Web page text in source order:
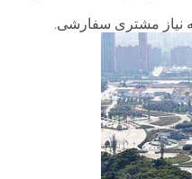
نیاز مشتری سفارشی.